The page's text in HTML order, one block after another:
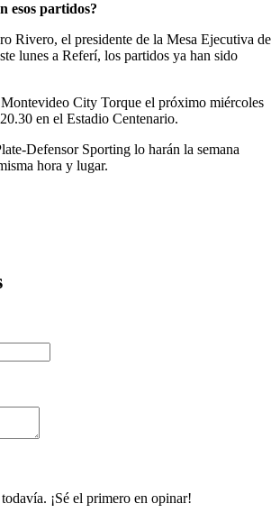
esos partidos?
Rivero, el presidente de la Mesa Ejecutiva de
lunes a Referí, los partidos ya han sido
City Torque el próximo miércoles
en el Estadio Centenario.
Defensor Sporting lo harán la semana
hora y lugar.
¡Sé el primero en opinar!